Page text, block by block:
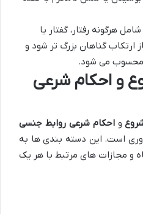
هرگونه رفتار، گفتار یا
ارتکاب گناهان بزرگ تر شود و
محسوب می شود.
و احکام شرعی
واحکام شرعی روابط جنسی
است. این دسته بندی ها به
و مجازات های مرتبط با هر یک